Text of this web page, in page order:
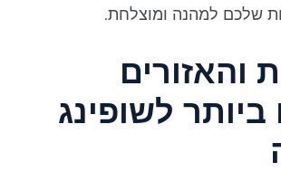
שלכם למהנה ומוצלחת.
והאזורים
לשופינג